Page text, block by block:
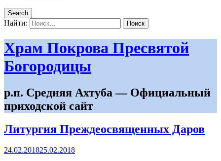
Search
Найти:
Храм Покрова Пресвятой
Богородицы
р.п. Средняя Ахтуба — Официальный
приходской сайт
Литургия Преждеосвященных Даров
24.02.201825.02.2018